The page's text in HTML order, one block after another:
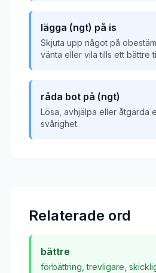
lägga (ngt) på is
Skjuta upp något på
vänta eller vila tills ett bättre
råda bot på (ngt)
Lösa, avhjälpa eller åtgärda
svårighet.
Relaterade ord
bättre
förbättring ,trevligare